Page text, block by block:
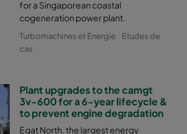
for a Singaporean coastal
cogeneration power plant.
Turbomachines et Energie
Etudes de
cas
Plant upgrades to the camgt
3v-600 for a 6-year lifecycle &
to prevent engine degradation
Egat North, the largest energy